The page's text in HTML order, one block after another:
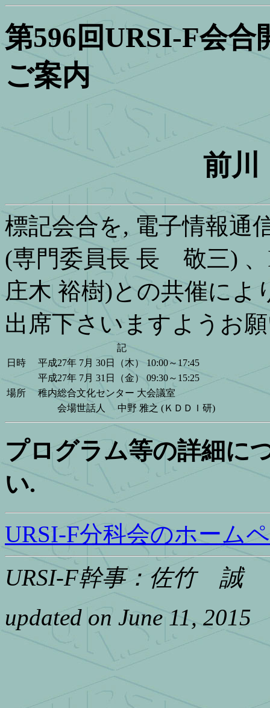
第596回URSI-F会合
ご案内
前川
標記会合を, 電子情報通
(専門委員長 長 敬三) 、
庄木 裕樹)との共催によ
出席下さいますようお
記
日時
平成27年 7月 30日（木） 10:00～17:45
平成27年 7月 31日（金） 09:30～15:25
場所
稚内総合文化センター 大会議室
会場世話人 中野 雅之 (ＫＤＤＩ研)
プログラム等の詳細に
い.
URSI-F分科会のホーム
URSI-F幹事：佐竹 誠
updated on June 11, 2015